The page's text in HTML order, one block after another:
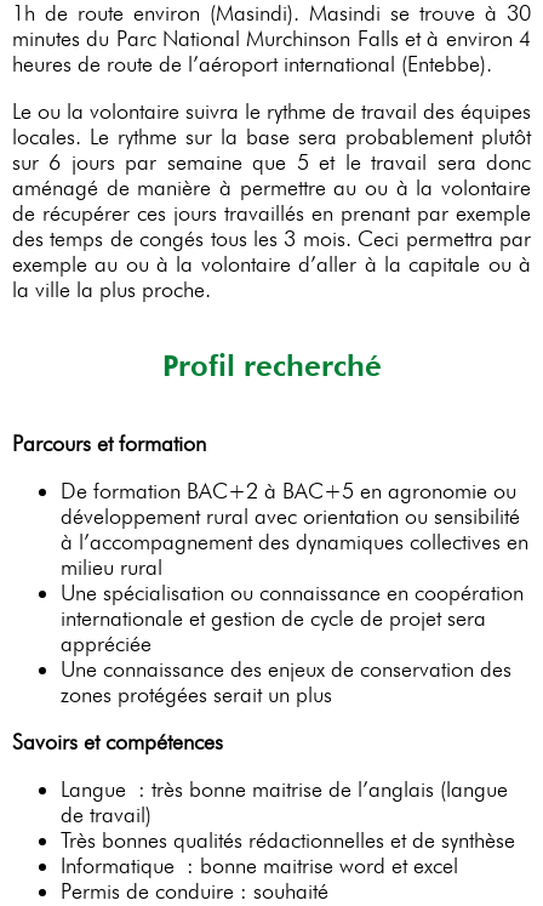
1h de route environ (Masindi). Masindi se trouve à 30
minutes du Parc National Murchinson Falls et à environ 4
heures de route de l’aéroport international (Entebbe).
Le ou la volontaire suivra le rythme de travail des équipes
locales. Le rythme sur la base sera probablement plutôt
sur 6 jours par semaine que 5 et le travail sera donc
aménagé de manière à permettre au ou à la volontaire
de récupérer ces jours travaillés en prenant par exemple
des temps de congés tous les 3 mois. Ceci permettra par
exemple au ou à la volontaire d’aller à la capitale ou à
la ville la plus proche.
Profil recherché
Parcours et formation
De formation BAC+2 à BAC+5 en agronomie ou
développement rural avec orientation ou sensibilité
à l’accompagnement des dynamiques collectives en
milieu rural
Une spécialisation ou connaissance en coopération
internationale et gestion de cycle de projet sera
appréciée
Une connaissance des enjeux de conservation des
zones protégées serait un plus
Savoirs et compétences
Langue : très bonne maitrise de l’anglais (langue
de travail)
Très bonnes qualités rédactionnelles et de synthèse
Informatique : bonne maitrise word et excel
Permis de conduire : souhaité